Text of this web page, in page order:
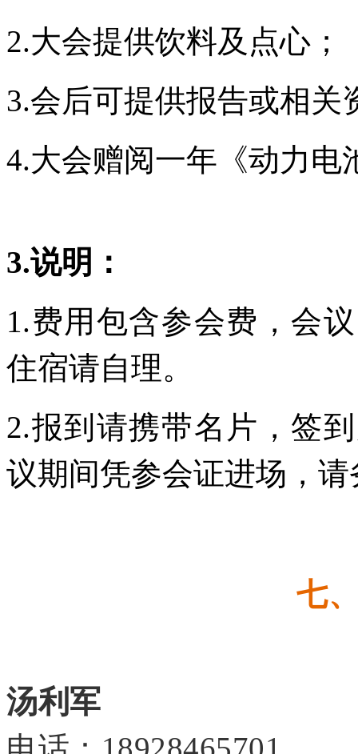
2.大会提供饮料及点心；
3.会后可提供报告或相关
4.大会赠阅一年《动力电
3.说明：
1.费用包含参会费，会
住宿请自理。
2.报到请携带名片，签
议期间凭参会证进场，
七
汤利军